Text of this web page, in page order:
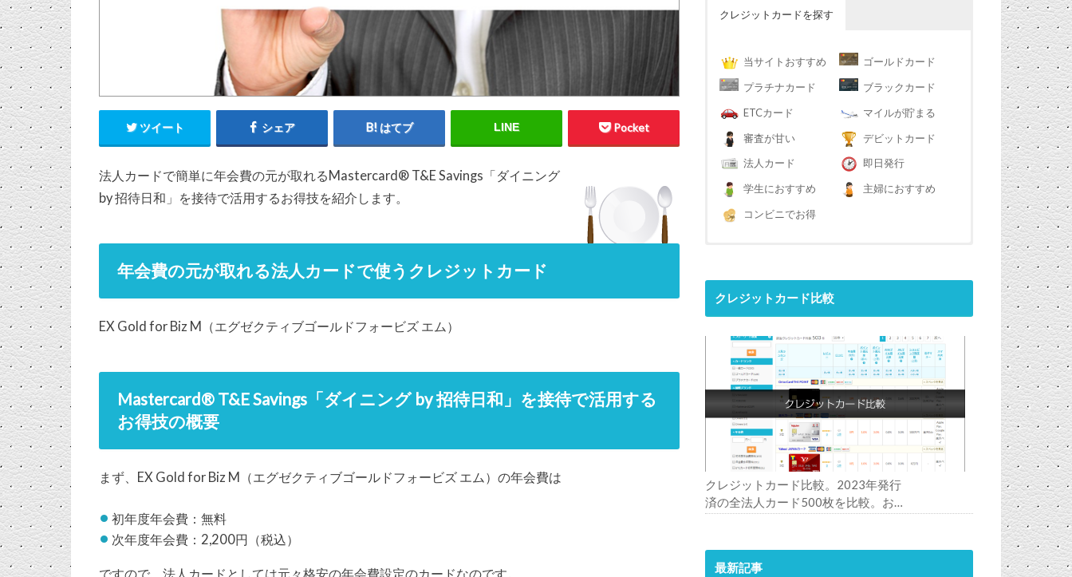
ツイート シェア はてブ LINE Pocket
法人カードで簡単に年会費の元が取れるMastercard® T&E Savings「ダイニング
by 招待日和」を接待で活用するお得技を紹介します。
年会費の元が取れる法人カードで使うクレジットカード
EX Gold for Biz M（エグゼクティブゴールドフォービズ エム）
Mastercard® T&E Savings「ダイニング by 招待日和」を接待で活用する
お得技の概要
まず、EX Gold for Biz M（エグゼクティブゴールドフォービズ エム）の年会費は
初年度年会費：無料
次年度年会費：2,200円（税込）
ですので、法人カードとしては元々格安の年会費設定のカードなのです。
クレジットカードを探す
当サイトおすすめ
ゴールドカード
プラチナカード
ブラックカード
ETCカード
マイルが貯まる
審査が甘い
デビットカード
法人カード
即日発行
学生におすすめ
主婦におすすめ
コンビニでお得
クレジットカード比較
クレジットカード比較。2023年発行
済の全法人カード500枚を比較。お
最新記事